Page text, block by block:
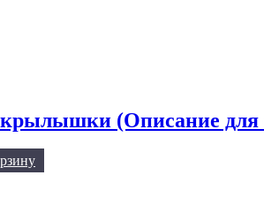
(Описание для